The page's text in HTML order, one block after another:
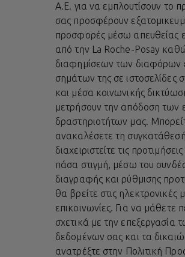
A.E. για να εμπλουτίσουν το
σας προσφέρουν
προσφορές μέσω απευθείας
από την La Roche-Posay
διαφημίσεων των διαφόρων
σημάτων της σε ιστοσελίδες
και μέσα κοινωνικής
μετρήσουν την απόδοση των
δραστηριοτήτων μας.
ανακαλέσετε τη
διαχειριστείτε τις
πάσα στιγμή, μέσω του
διαγραφής και ρύθμισης
θα βρείτε στις ηλεκτρονικές
επικοινωνίες. Για να μάθετε
σχετικά με την επεξεργασία
δεδομένων σας και τα
ανατρέξτε στην Πολιτική